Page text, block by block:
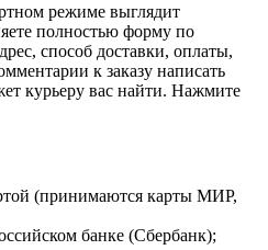
режиме выглядит
полностью форму по
способ доставки, оплаты,
к заказу написать
курьеру вас найти. Нажмите
(принимаются карты МИР,
банке (Сбербанк);